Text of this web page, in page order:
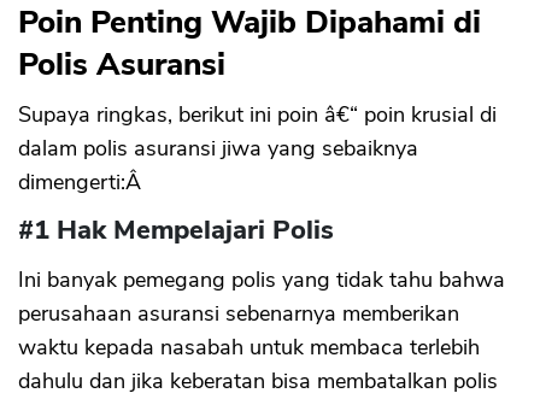
Poin Penting Wajib Dipahami di
Polis Asuransi
Supaya ringkas, berikut ini poin â€“ poin krusial di
dalam polis asuransi jiwa yang sebaiknya
dimengerti:Â
#1 Hak Mempelajari Polis
Ini banyak pemegang polis yang tidak tahu bahwa
perusahaan asuransi sebenarnya memberikan
waktu kepada nasabah untuk membaca terlebih
dahulu dan jika keberatan bisa membatalkan polis